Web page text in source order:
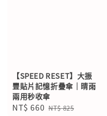
【SPEED RESET】大振
豐貼片記憶折疊傘｜晴雨
兩用秒收傘
Sale
NT$ 660 Regular
NT$ 825